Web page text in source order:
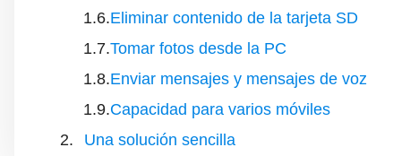
Eliminar contenido de la tarjeta SD
Tomar fotos desde la PC
Enviar mensajes y mensajes de voz
Capacidad para varios móviles
Una solución sencilla